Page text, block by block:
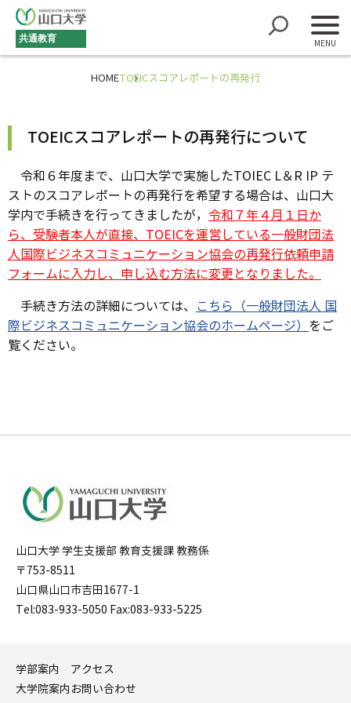
共通教育
HOMETOEICスコアレポートの再発行
TOEICスコアレポートの再発行について
令和６年度まで、山口大学で実施したTOIEC L＆ R IP テ
ストのスコアレポートの再発行を希望する場合は、山口大
学内で手続きを行ってきましたが， 令和７年４月１日か
ら、受験者本人が直接、TOEICを運営している一般財団法
人国際ビジネスコミュニケーション協会の再発行依頼申請
フォームに入力し、申し込む方法に変更となりました。
手続き方法の詳細については、
こちら（一般財団法人 国
際ビジネスコミュニケーション協会のホームページ）
をご
覧ください。
山口大学 学生支援部 教育支援課 教務係
〒753-8511
山口県山口市吉田1677-1
Tel:083-933-5050 Fax:083-933-5225
学部案内
大学院案内
アクセス
お問い合わせ